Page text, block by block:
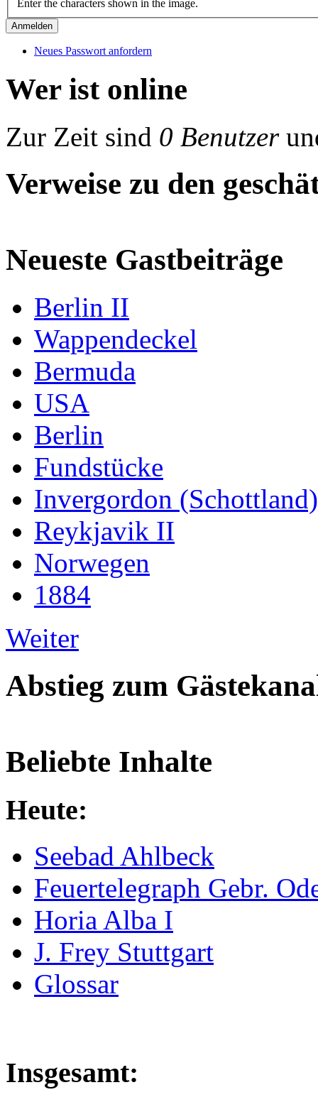
Enter the characters shown in the image.
Neues Passwort anfordern
Wer ist online
Zur Zeit sind 0 Benutzer
Verweise zu den
Neueste Gastbeiträge
Berlin II
Wappendeckel
Bermuda
USA
Berlin
Fundstücke
Invergordon (Schottland)
Reykjavik II
Norwegen
1884
Weiter
Abstieg zum
Beliebte Inhalte
Heute:
Seebad Ahlbeck
Feuertelegraph Gebr.
Horia Alba I
J. Frey Stuttgart
Glossar
Insgesamt: